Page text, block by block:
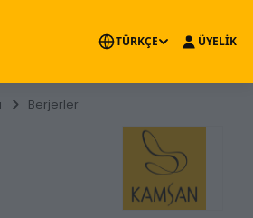
TÜRKÇE ÜYELİK
Berjerler
×